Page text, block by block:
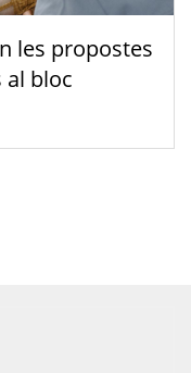
les propostes
al bloc